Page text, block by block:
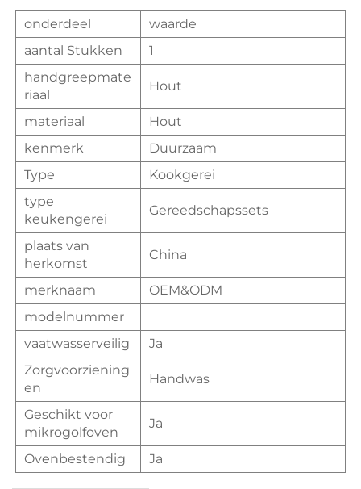
onderdeel
waarde
aantal Stukken
1
handgreepmate
riaal
Hout
materiaal
Hout
kenmerk
Duurzaam
Type
Kookgerei
type
keukengerei
Gereedschapssets
plaats van
herkomst
China
merknaam
OEM&ODM
modelnummer
vaatwasserveilig
Ja
Zorgvoorziening
en
Handwas
Geschikt voor
mikrogolfoven
Ja
Ovenbestendig Ja